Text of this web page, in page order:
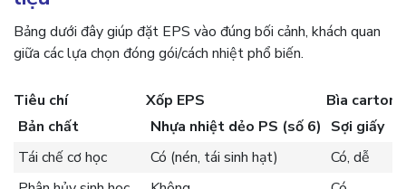
Bảng dưới đây giúp đặt EPS vào đúng bối cảnh, khách quan
giữa các lựa chọn đóng gói/cách nhiệt phổ biến.
Tiêu chí Xốp EPS
Bìa carton
Bản chất
Nhựa nhiệt dẻo PS (số 6) Sợi giấy
Tái chế cơ học
Có (nén, tái sinh hạt)
Có, dễ